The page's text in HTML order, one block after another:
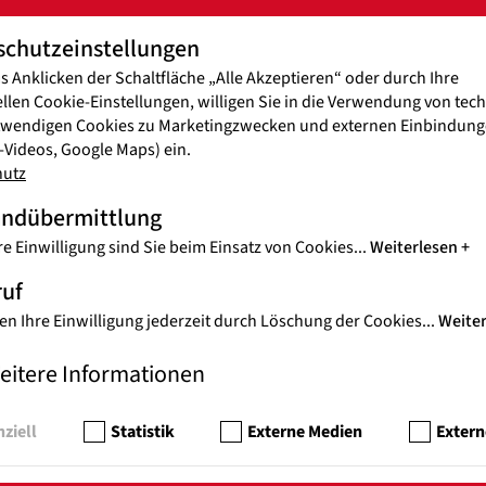
Jugend Eine Welt seit über 20 Jahren weltweit
Kindern und Jugendlichen ein und unterstützt Hilfsprojekte,
dem Nahen Osten und Osteuropa. Auch in der
Ausland engagiert sich Jugend Eine Welt.
Anklicken der Schaltfläche „Alle Akzeptieren“ oder durch Ihre
Cookie-Einstellungen, willigen Sie in die Verwendung von
Cookies zu Marketingzwecken und externen
Google Maps) ein.
Einwilligung sind Sie beim Einsatz von Cookies...Weiterlesen
Ihre Einwilligung jederzeit durch Löschung der Cookies...
Informationen
Statistik Externe Medien